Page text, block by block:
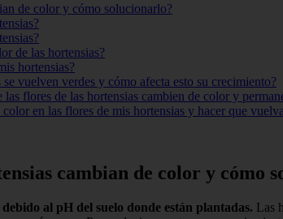
de color y cómo solucionarlo?
de las hortensias?
hortensias?
vuelven verdes y cómo afecta esto su crecimiento?
flores de las hortensias cambien de color y
en las flores de mis hortensias y hacer que
cambian de color y cómo
al pH del suelo donde están plantadas. Las